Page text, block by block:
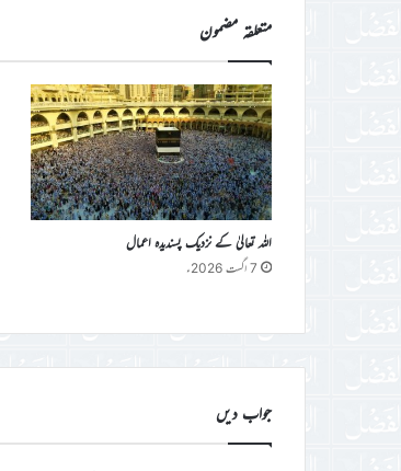
متعلقہ مضمون
اللہ تعالیٰ کے نزدیک پسندیدہ اعمال
7 اگست 2026ء
جواب دیں